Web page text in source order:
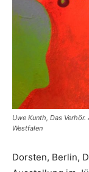
Uwe Kunth, Das
Westfalen
Dorsten, Berlin,